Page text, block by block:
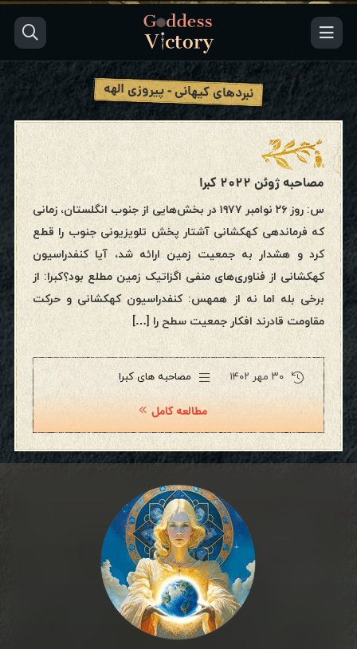
نبردهای کیهانی - پیروزی الهه
مصاحبه ژوئن ۲۰۲۲ کبرا
س: روز ۲۶ نوامبر ۱۹۷۷ در بخش‌هایی از جنوب انگلستان، زمانی
که فرماندهی کهکشانی آشتار پخش تلویزیونی جنوب را قطع
کرد و هشدار به جمعیت زمین ارائه شد، آیا کنفدراسیون
کهکشانی از فناوری‌های منفی اگزاتیک زمین مطلع بود؟کبرا: از
برخی بله اما نه از همهس: کنفدراسیون کهکشانی و حرکت
مقاومت قادرند افکار جمعیت سطح را […]
۳۰ مهر ۱۴۰۲ مصاحبه های کبرا
مطالعه کامل